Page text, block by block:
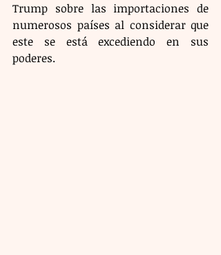
Trump sobre las importaciones de
numerosos países al considerar que
este se está excediendo en sus
poderes.